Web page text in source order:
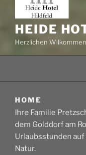
HEIDE
Herzlichen Wilkommen
HOME
Ihre Familie
dem Golddorf am
Urlaubsstunden
Natur.